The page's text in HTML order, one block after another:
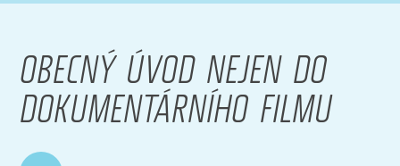
OBECNÝ ÚVOD NEJEN DO
DOKUMENTÁRNÍHO FILMU